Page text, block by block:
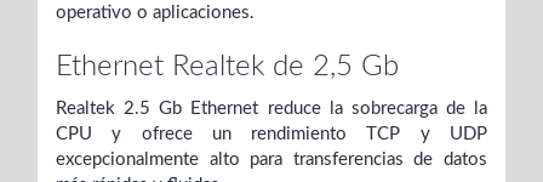
operativo o aplicaciones.
Ethernet Realtek de 2,5 Gb
Realtek 2.5 Gb Ethernet reduce la sobrecarga de la
CPU y ofrece un rendimiento TCP y UDP
excepcionalmente alto para transferencias de datos